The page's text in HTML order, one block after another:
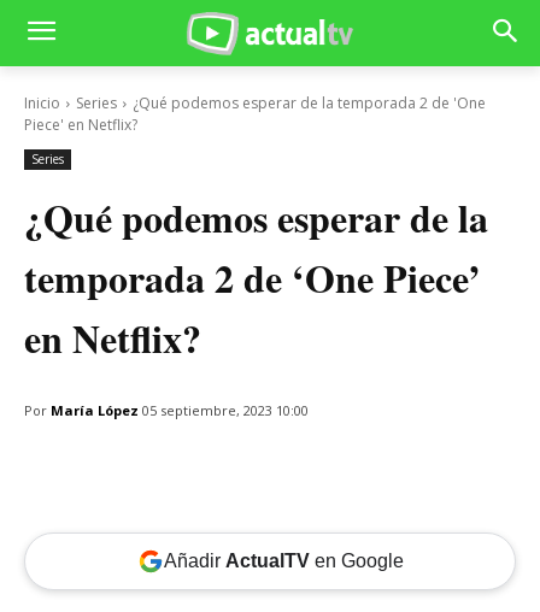
Inicio Series
¿Qué podemos esperar de la temporada 2 de 'One
Piece' en Netflix?
Series
¿Qué podemos esperar de la
temporada 2 de ‘One Piece’
en Netflix?
Por María López 05 septiembre, 2023 10:00
Añadir ActualTVen Google